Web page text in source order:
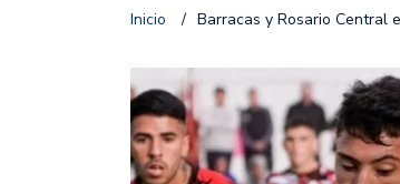
Racing le
omitió un
Inicio / Barracas y Rosario Central